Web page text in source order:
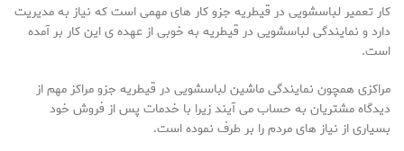
کار تعمیر لباسشویی در قیطریه جزو کار های مهمی است که نیاز به مدیریت
دارد و نمایندگی لباسشویی در قیطریه به خوبی از عهده ی این کار بر آمده
است.
مراکزی همچون نمایندگی ماشین لباسشویی در قیطریه جزو مراکز مهم از
دیدگاه مشتریان به حساب می آیند زیرا با خدمات پس از فروش خود
بسیاری از نیاز های مردم را بر طرف نموده است.